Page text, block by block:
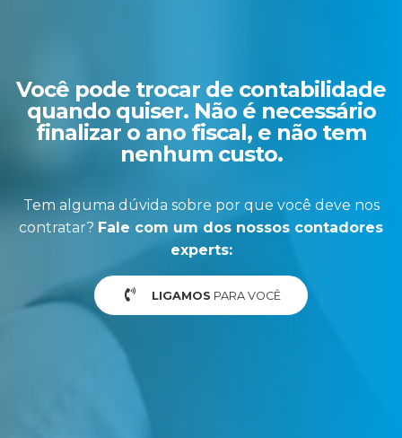
Você pode trocar de contabilidade
quando quiser. Não é necessário
finalizar o ano fiscal, e não tem
nenhum custo.
Tem alguma dúvida sobre por que você deve nos
contratar? Fale com um dos nossos contadores
experts:
LIGAMOS PARA VOCÊ